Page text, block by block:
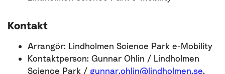
Kontakt
Arrangör: Lindholmen Science Park e-Mobility
Kontaktperson: Gunnar Ohlin / Lindholmen
Science Park / gunnar.ohlin@lindholmen.se,